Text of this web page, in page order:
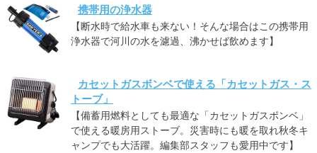
携帯用の浄水器
【断水時で給水車も来ない！そんな場合はこの携帯用
浄水器で河川の水を濾過、沸かせば飲めます】
カセットガスボンベで使える「カセットガス・ス
トーブ」
【備蓄用燃料としても最適な「カセットガスボンベ」
で使える暖房用ストーブ。災害時にも暖を取れ秋冬キ
ャンプでも大活躍。編集部スタッフも愛用中です】